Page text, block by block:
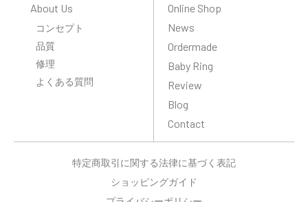
About Us
コンセプト
品質
修理
よくある質問
Online Shop
News
Ordermade
Baby Ring
Review
Blog
Contact
特定商取引に関する法律に基づく表記
ショッピングガイド